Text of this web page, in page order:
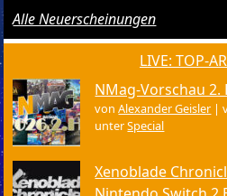
Alle Neuerscheinungen
LIVE: TOP-
NMag-Vorschau 2.
vonAlexander Geisler |
unterSpecial
Xenoblade